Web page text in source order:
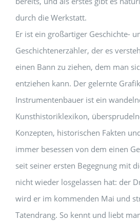
durch die Werkstatt.
Er ist ein großartiger Geschichte-
Geschichtenerzähler, der es
einen Bann zu ziehen, dem man
entziehen kann. Der gelernte
Instrumentenbauer ist ein
Kunsthistoriklexikon,
Konzepten, historischen Fakten
immer besessen von dem einen
seit seiner ersten Begegnung mit
nicht wieder los­gelassen hat: der
wird er im kommenden Mai und
Tatendrang. So kennt und liebt